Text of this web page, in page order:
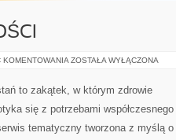
KOMENTOWANIA PSYCHOLOGIA
ZOSTAŁA WYŁĄCZONA
to zakątek, w którym zdrowie
się z potrzebami współczesnego
tematyczny tworzona z myślą o